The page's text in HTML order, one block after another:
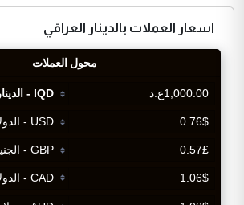
اسعار العملات بالدينار العراقي